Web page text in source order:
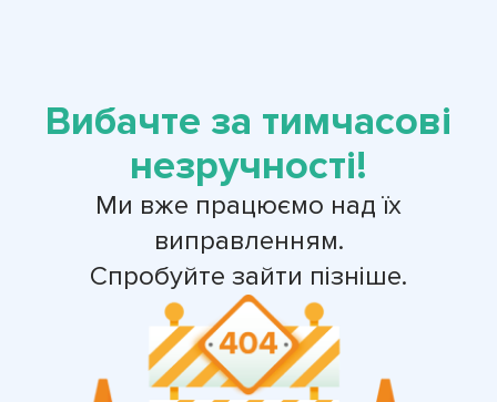
Вибачте за тимчасові
незручності!
Ми вже працюємо над їх
виправленням.
Спробуйте зайти пізніше.